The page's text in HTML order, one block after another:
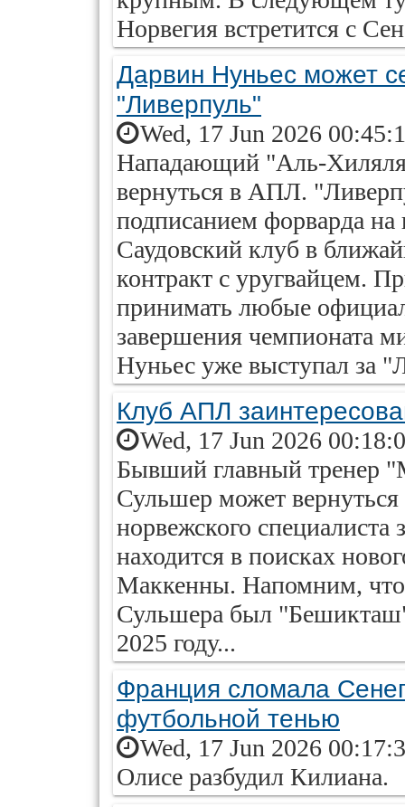
Норвегия встретится с
Дарвин Нуньес может
"Ливерпуль"
Wed, 17 Jun 2026
Нападающий "Аль-
вернуться в АПЛ.
подписанием форварда на
Саудовский клуб в
контракт с уругвайцем.
принимать любые
завершения чемпионата
Нуньес уже выступал за
Клуб АПЛ
Wed, 17 Jun 2026
Бывший главный тренер
Сульшер может
норвежского
находится в поисках
Маккенны. Напомним,
Сульшера был
2025 году...
Франция сломала
футбольной тенью
Wed, 17 Jun 2026
Олисе разбудил Килиана.